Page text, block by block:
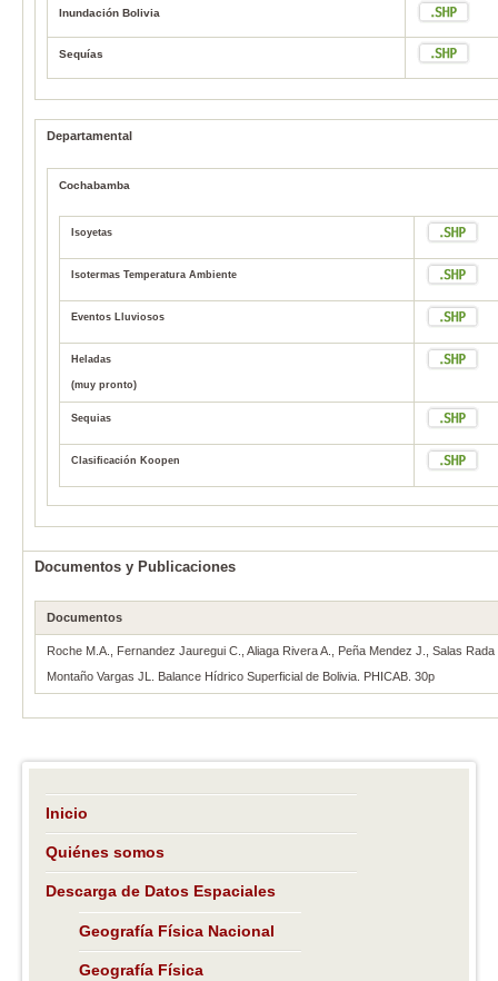
Inundación Bolivia
Sequías
Departamental
Cochabamba
Isoyetas
Isotermas Temperatura Ambiente
Eventos Lluviosos
Heladas
(muy pronto)
Sequias
Clasificación Koopen
Documentos y Publicaciones
Documentos
Roche M.A., Fernandez Jauregui C., Aliaga Rivera A., Peña Mendez J., Salas Rada
Montaño Vargas JL. Balance Hídrico Superficial de Bolivia. PHICAB. 30p
Inicio
Quiénes somos
Descarga de Datos Espaciales
Geografía Física Nacional
Geografía Física